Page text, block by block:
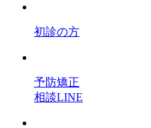
初診の方
予防矯正
相談LINE